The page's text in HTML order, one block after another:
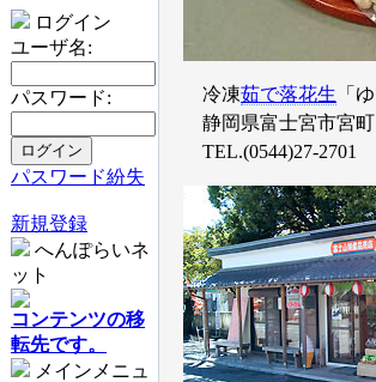
ログイン
ユーザ名:
パスワード:
パスワード紛失
新規登録
へんぽらいネ
ット
コンテンツの移
転先です。
メインメニュ
冷凍茹で落花生 「
静岡県富士宮市宮町
TEL.(0544)27-2701